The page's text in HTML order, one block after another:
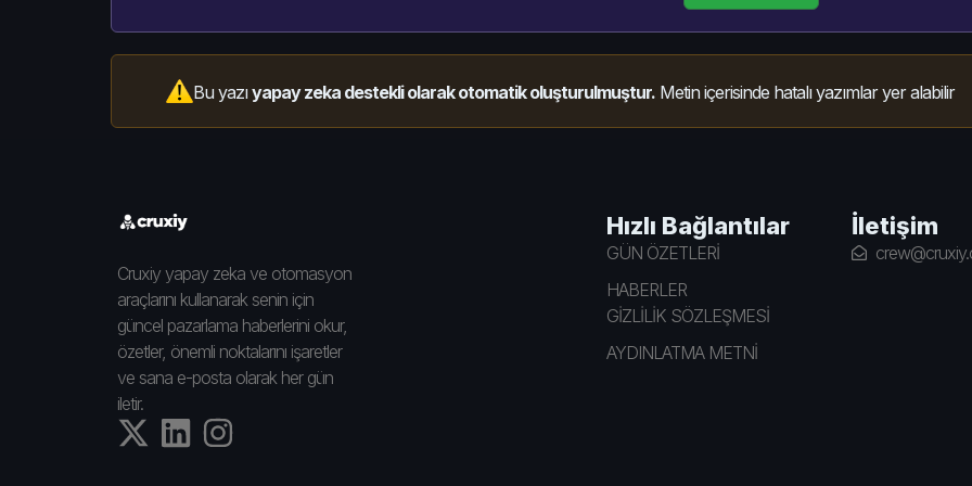
Bu yazıyapay zeka destekli olarak otomatik oluşturulmuştur. Metin içerisinde hatalı yazımlar yer alabilir
Cruxiy yapay zeka ve otomasyon
araçlarını kullanarak senin için
güncel pazarlama haberlerini okur,
özetler, önemli noktalarını işaretler
ve sana e-posta olarak her gün
iletir.
Hızlı Bağlantılar
GÜN ÖZETLERİ
HABERLER
GİZLİLİK SÖZLEŞMESİ
AYDINLATMA METNİ
İletişim